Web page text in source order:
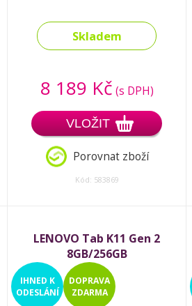
Skladem
8 189 Kč (s DPH)
VLOŽIT
Porovnat zboží
Kód: 583869
LENOVO Tab K11 Gen 2
8GB/256GB
IHNED K
ODESLÁNÍ
DOPRAVA
ZDARMA